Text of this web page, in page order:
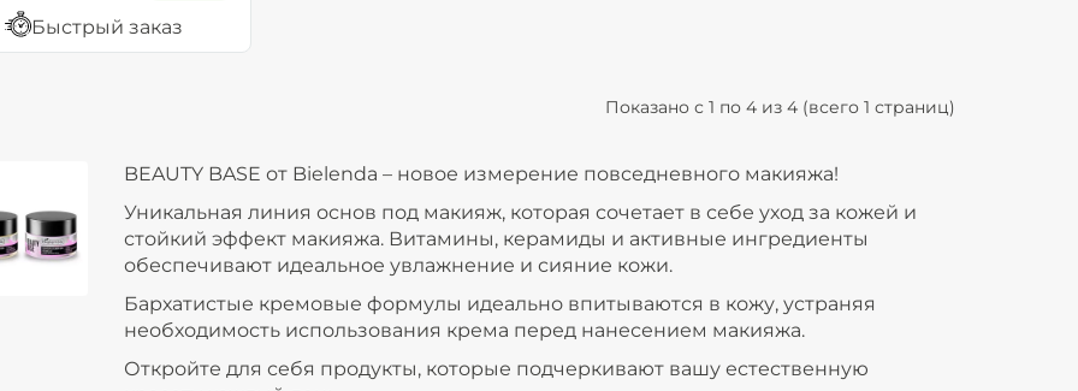
Быстрый заказ
Показано с 1 по 4 из 4 (всего 1 страниц)
BEAUTY BASE от Bielenda – новое измерение повседневного макияжа!
Уникальная линия основ под макияж, которая сочетает в себе уход за кожей и
стойкий эффект макияжа. Витамины, керамиды и активные ингредиенты
обеспечивают идеальное увлажнение и сияние кожи.
Бархатистые кремовые формулы идеально впитываются в кожу, устраняя
необходимость использования крема перед нанесением макияжа.
Откройте для себя продукты, которые подчеркивают вашу естественную